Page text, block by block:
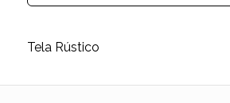
Tela Rústico